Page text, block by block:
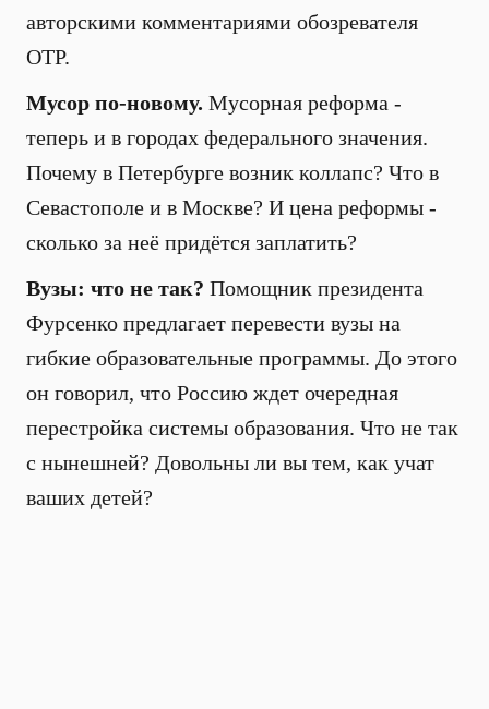
авторскими комментариями обозревателя
ОТР.
Мусор по-новому. Мусорная реформа -
теперь и в городах федерального значения.
Почему в Петербурге возник коллапс? Что в
Севастополе и в Москве? И цена реформы -
сколько за неё придётся заплатить?
Вузы: что не так? Помощник президента
Фурсенко предлагает перевести вузы на
гибкие образовательные программы. До этого
он говорил, что Россию ждет очередная
перестройка системы образования. Что не так
с нынешней? Довольны ли вы тем, как учат
ваших детей?